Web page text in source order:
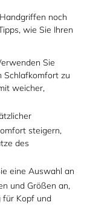
noch
wie Sie Ihren
Sie
Schlafkomfort zu
weicher,
steigern,
des
eine Auswahl an
und Größen an,
für Kopf und